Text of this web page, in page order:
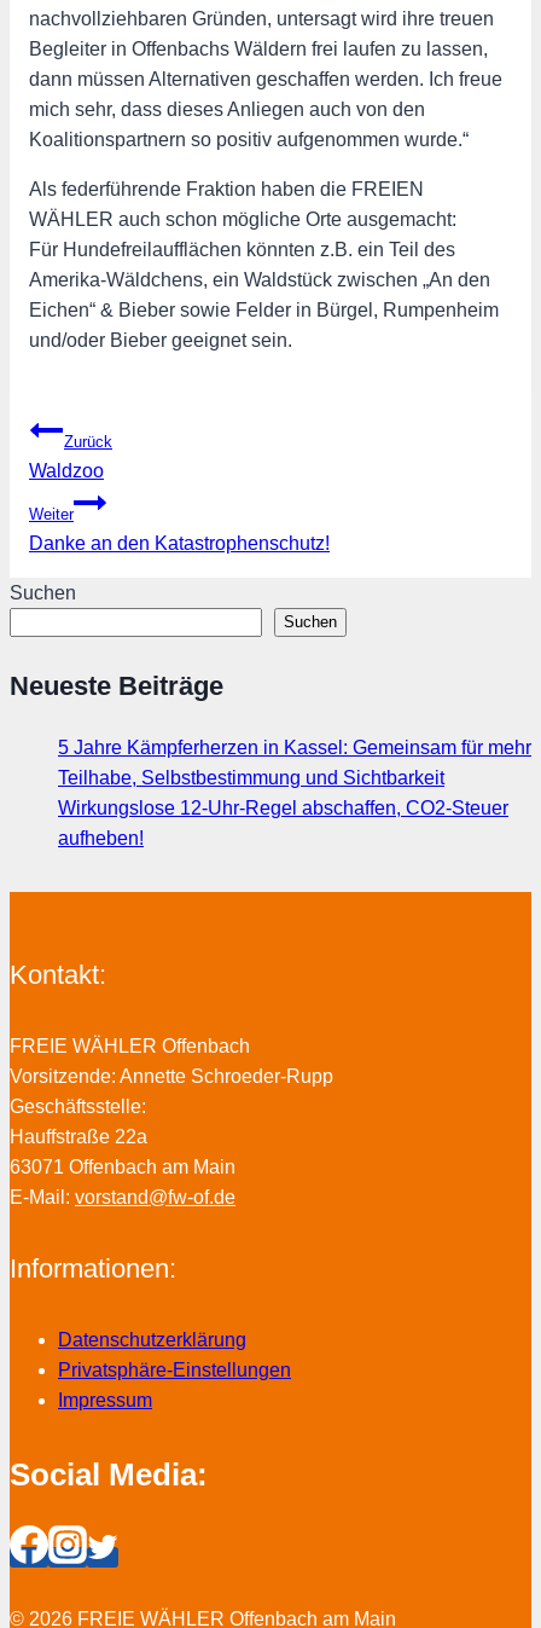
nachvollziehbaren Gründen, untersagt wird ihre treuen
Begleiter in Offenbachs Wäldern frei laufen zu lassen,
dann müssen Alternativen geschaffen werden. Ich freue
mich sehr, dass dieses Anliegen auch von den
Koalitionspartnern so positiv aufgenommen wurde.“
Als federführende Fraktion haben die FREIEN
WÄHLER auch schon mögliche Orte ausgemacht:
Für Hundefreilaufflächen könnten z.B. ein Teil des
Amerika-Wäldchens, ein Waldstück zwischen „An den
Eichen“ & Bieber sowie Felder in Bürgel, Rumpenheim
und/oder Bieber geeignet sein.
Beitragsnavigation
Zurück
Waldzoo
Weiter
Danke an den Katastrophenschutz!
Suchen
Suchen
Neueste Beiträge
5 Jahre Kämpferherzen in Kassel: Gemeinsam für mehr
Teilhabe, Selbstbestimmung und Sichtbarkeit
Wirkungslose 12-Uhr-Regel abschaffen, CO2-Steuer
aufheben!
Kontakt:
FREIE WÄHLER Offenbach
Vorsitzende: Annette Schroeder-Rupp
Geschäftsstelle:
Hauffstraße 22a
63071 Offenbach am Main
E-Mail: vorstand@fw-of.de
Informationen:
Datenschutzerklärung
Privatsphäre-Einstellungen
Impressum
Social Media:
© 2026 FREIE WÄHLER Offenbach am Main